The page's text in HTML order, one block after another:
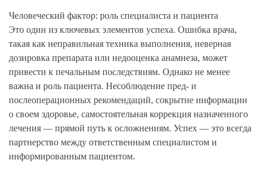
Человеческий фактор: роль специалиста и пациента
Это один из ключевых элементов успеха. Ошибка врача,
такая как неправильная техника выполнения, неверная
дозировка препарата или недооценка анамнеза, может
привести к печальным последствиям. Однако не менее
важна и роль пациента. Несоблюдение пред- и
послеоперационных рекомендаций, сокрытие информации
о своем здоровье, самостоятельная коррекция назначенного
лечения — прямой путь к осложнениям. Успех — это всегда
партнерство между ответственным специалистом и
информированным пациентом.